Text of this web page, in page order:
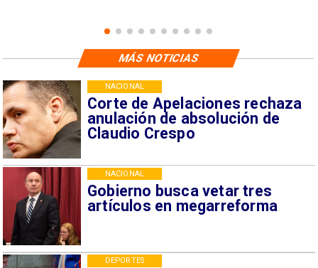
Corte de Apelaciones rechaza
anulación de absolución de
Claudio Crespo
NACIONAL
Gobierno busca vetar tres
artículos en megarreforma
NACIONAL
DEPORTES
MÁS NOTICIAS